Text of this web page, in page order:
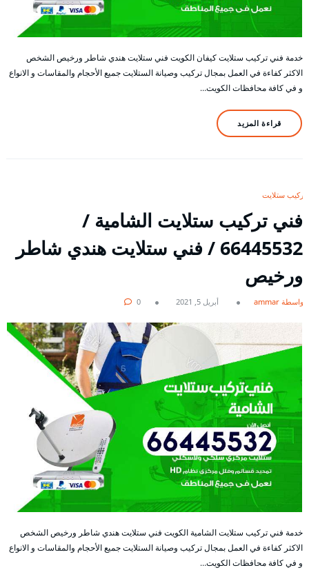
خدمة فني تركيب ستلايت كيفان الكويت فني ستلايت هندي شاطر ورخيص الشخص
الاكثر كفاءة في العمل بمجال تركيب وصيانة الستلايت جميع الأحجام والمقاسات و الانواع
و في كافة محافظات الكويت…
قراءة المزيد
تركيب ستلايت
فني تركيب ستلايت الشامية /
66445532 / فني ستلايت هندي شاطر
ورخيص
بواسطة ammar أبريل 5, 2021 0
خدمة فني تركيب ستلايت الشامية الكويت فني ستلايت هندي شاطر ورخيص الشخص
الاكثر كفاءة في العمل بمجال تركيب وصيانة الستلايت جميع الأحجام والمقاسات و الانواع
و في كافة محافظات الكويت…